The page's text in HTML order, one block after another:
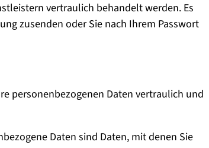
vertraulich behandelt werden. Es
zusenden oder Sie nach Ihrem Passwort
personenbezogenen Daten vertraulich und
Daten sind Daten, mit denen Sie